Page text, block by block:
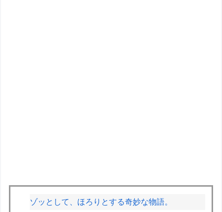
ゾッとして、ほろりとする奇妙な物語。